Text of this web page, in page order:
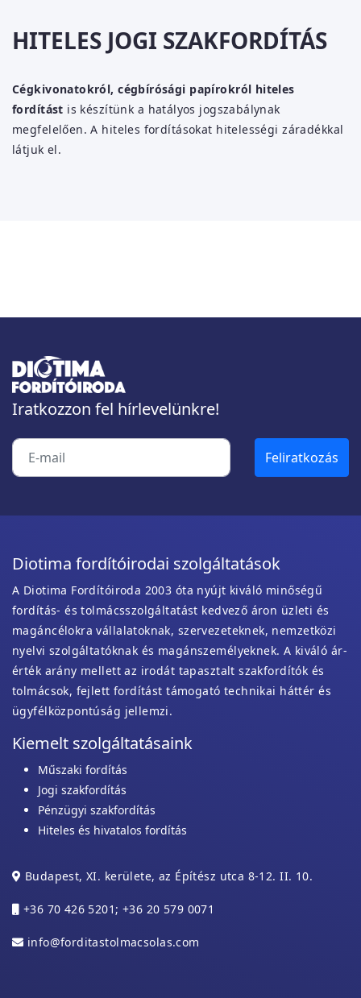
HITELES JOGI SZAKFORDÍTÁS
Cégkivonatokról, cégbírósági papírokról hiteles
fordítást is készítünk a hatályos jogszabálynak
megfelelően. A hiteles fordításokat hitelességi záradékkal
látjuk el.
Iratkozzon fel hírlevelünkre!
Diotima fordítóirodai szolgáltatások
A Diotima Fordítóiroda 2003 óta nyújt kiváló minőségű
fordítás- és tolmácsszolgáltatást kedvező áron üzleti és
magáncélokra vállalatoknak, szervezeteknek, nemzetközi
nyelvi szolgáltatóknak és magánszemélyeknek. A kiváló ár-
érték arány mellett az irodát tapasztalt szakfordítók és
tolmácsok, fejlett fordítást támogató technikai háttér és
ügyfélközpontúság jellemzi.
Kiemelt szolgáltatásaink
Műszaki fordítás
Jogi szakfordítás
Pénzügyi szakfordítás
Hiteles és hivatalos fordítás
Budapest, XI. kerülete, az Építész utca 8-12. II. 10.
+36 70 426 5201; +36 20 579 0071
info@forditastolmacsolas.com